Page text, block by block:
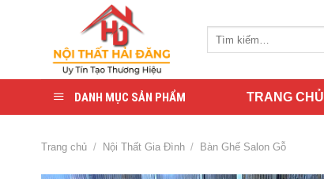
DANH MỤC SẢN PHẨM TRANG CHỦ
Trang chủ / Nội Thất Gia Đình / Bàn Ghế Salon Gỗ